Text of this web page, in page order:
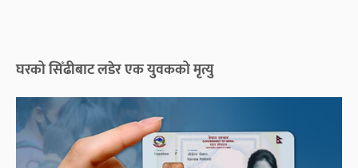
घरको सिँढीबाट लडेर एक युवकको मृत्यु